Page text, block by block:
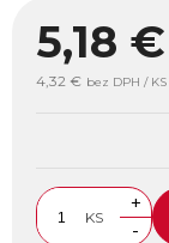
5,18 €
4,32 € bez DPH / KS
KS
+
-